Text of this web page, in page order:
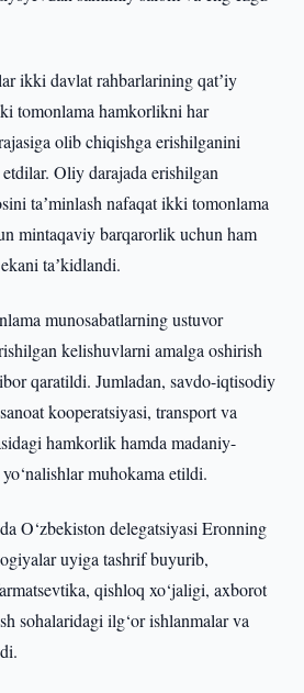
ikki davlat rahbarlarining qatʼiy
tomonlama hamkorlikni har
olib chiqishga erishilganini
Oliy darajada erishilgan
taʼminlash nafaqat ikki tomonlama
mintaqaviy barqarorlik uchun ham
taʼkidlandi.
munosabatlarning ustuvor
kelishuvlarni amalga oshirish
qaratildi. Jumladan, savdo-iqtisodiy
kooperatsiyasi, transport va
hamkorlik hamda madaniy-
muhokama etildi.
O‘zbekiston delegatsiyasi Eronning
uyiga tashrif buyurib,
qishloq xo‘jaligi, axborot
sohalaridagi ilg‘or ishlanmalar va